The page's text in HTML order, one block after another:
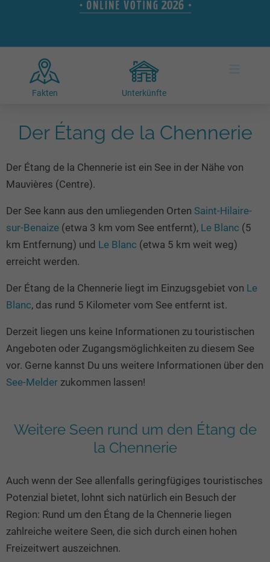
Radtouren am See
Kitesurfen
Kanu- & Kajaktouren
Badeseen in Deutschland
Wellness am See
Romantik Hotels
Urlaub an der Küste
Unterkünfte
Hotels am See
Ferienwohnungen
Camping
Kanu- & Kajak-Urlaub
Wanderurlaub
Bikeurlaub
Auszeit & Wellness
Camping am See
Top-Hotels
Familienhotels
Wellness-Hotels
Biohotels
Ausgefallenes
Häuser auf dem Wasser
Hundefreundliche Unterkünfte
Seen in Deutschland
Seen in Europa
Überwachte Badestellen
Unsere See-Highlights
Deutschlands schönste Seen
Top Seen nach Bundesländern
Top Seen nach Regionen
Deutschlands Lieblingsseen
Österreich
Frankreich
Niederlande
Schweden
alle Länder…
Fakten Unterkünfte
Der Étang de la Chennerie
Der Étang de la Chennerie ist ein See in der Nähe von
Mauvières (Centre).
Der See kann aus den umliegenden Orten Saint-Hilaire-
sur-Benaize (etwa 3 km vom See entfernt), Le Blanc (5
km Entfernung) und Le Blanc (etwa 5 km weit weg)
erreicht werden.
Der Étang de la Chennerie liegt im Einzugsgebiet von Le
Blanc, das rund 5 Kilometer vom See entfernt ist.
Derzeit liegen uns keine Informationen zu touristischen
Angeboten oder Zugangsmöglichkeiten zu diesem See
vor. Gerne kannst Du uns weitere Informationen über den
See-Melder zukommen lassen!
Weitere Seen rund um den Étang de
la Chennerie
Auch wenn der See allenfalls geringfügiges touristisches
Potenzial bietet, lohnt sich natürlich ein Besuch der
Region: Rund um den Étang de la Chennerie liegen
zahlreiche weitere Seen, die sich durch einen hohen
Freizeitwert auszeichnen.